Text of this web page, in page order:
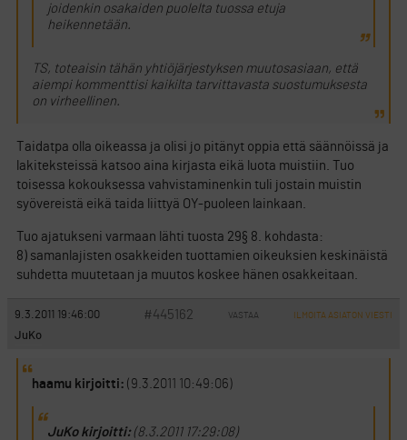
joidenkin osakaiden puolelta tuossa etuja
heikennetään.
TS, toteaisin tähän yhtiöjärjestyksen muutosasiaan, että
aiempi kommenttisi kaikilta tarvittavasta suostumuksesta
on virheellinen.
Taidatpa olla oikeassa ja olisi jo pitänyt oppia että säännöissä ja
lakiteksteissä katsoo aina kirjasta eikä luota muistiin. Tuo
toisessa kokouksessa vahvistaminenkin tuli jostain muistin
syövereistä eikä taida liittyä OY-puoleen lainkaan.
Tuo ajatukseni varmaan lähti tuosta 29§ 8. kohdasta:
8) samanlajisten osakkeiden tuottamien oikeuksien keskinäistä
suhdetta muutetaan ja muutos koskee hänen osakkeitaan.
9.3.2011 19:46:00 #445162 VASTAA ILMOITA ASIATON VIESTI
JuKo
haamu kirjoitti: (9.3.2011 10:49:06)
JuKo kirjoitti:(8.3.2011 17:29:08)